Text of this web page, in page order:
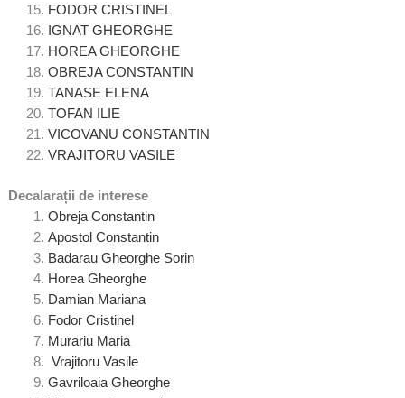
FODOR CRISTINEL
IGNAT GHEORGHE
HOREA GHEORGHE
OBREJA CONSTANTIN
TANASE ELENA
TOFAN ILIE
VICOVANU CONSTANTIN
VRAJITORU VASILE
Decalarații de interese
Obreja Constantin
Apostol Constantin
Badarau Gheorghe Sorin
Horea Gheorghe
Damian Mariana
Fodor Cristinel
Murariu Maria
Vrajitoru Vasile
Gavriloaia Gheorghe